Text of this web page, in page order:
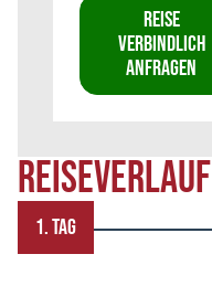
REISEVERLAUF
1. TAG
REISE
VERBINDLICH
ANFRAGEN